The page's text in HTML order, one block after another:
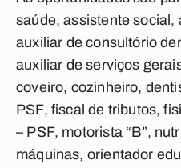
saúde, assistente social,
auxiliar de consultório
auxiliar de serviços
coveiro, cozinheiro,
PSF, fiscal de tributos,
– PSF, motorista “B”,
máquinas, orientador